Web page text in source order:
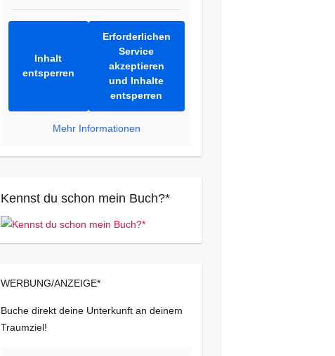
Inhalt
entsperren
Erforderlichen
Service
akzeptieren
und Inhalte
entsperren
Mehr Informationen
Kennst du schon mein Buch?*
WERBUNG/ANZEIGE*
Buche direkt deine Unterkunft an deinem
Traumziel!